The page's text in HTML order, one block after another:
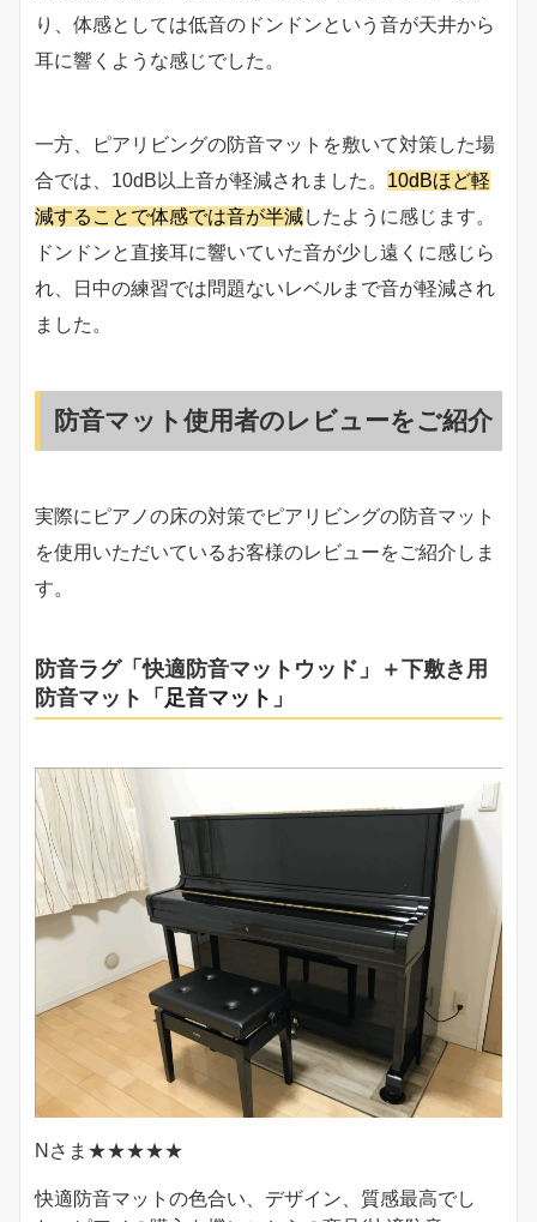
り、体感としては低音のドンドンという音が天井から
耳に響くような感じでした。
一方、ピアリビングの防音マットを敷いて対策した場
合では、10dB以上音が軽減されました。 10dBほど軽
減することで体感では音が半減したように感じます。
ドンドンと直接耳に響いていた音が少し遠くに感じら
れ、日中の練習では問題ないレベルまで音が軽減され
ました。
防音マット使用者のレビューをご紹介
実際にピアノの床の対策でピアリビングの防音マット
を使用いただいているお客様のレビューをご紹介しま
す。
防音ラグ「快適防音マットウッド」＋下敷き用
防音マット「 足音マット 」
Nさま★★★★★
快適防音マットの色合い、デザイン、質感最高でし